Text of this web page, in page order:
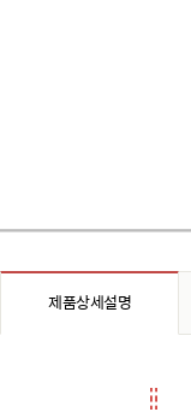
제품상세설명